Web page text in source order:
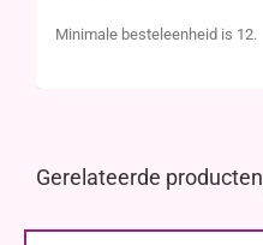
Minimale besteleenheid is 12.
Gerelateerde producten